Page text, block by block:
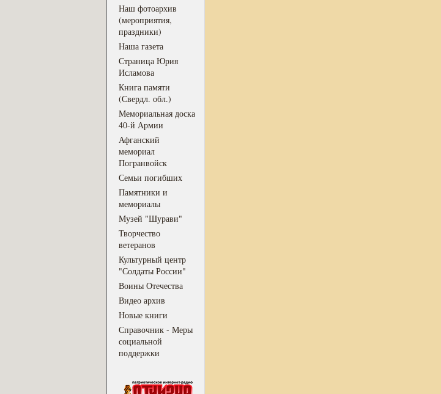
Наш фотоархив
(мероприятия,
праздники)
Наша газета
Страница Юрия
Исламова
Книга памяти
(Свердл. обл.)
Мемориальная доска
40-й Армии
Афганский
мемориал
Погранвойск
Семьи погибших
Памятники и
мемориалы
Музей "Шурави"
Творчество
ветеранов
Культурный центр
"Солдаты России"
Воины Отечества
Видео архив
Новые книги
Справочник - Меры
социальной
поддержки